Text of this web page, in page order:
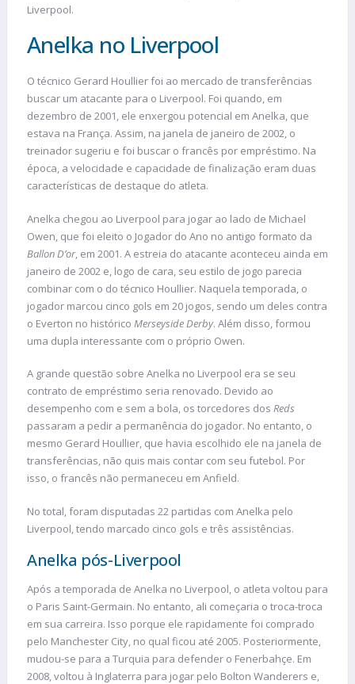
Liverpool.
Anelka no Liverpool
O técnico Gerard Houllier foi ao mercado de transferências
buscar um atacante para o Liverpool. Foi quando, em
dezembro de 2001, ele enxergou potencial em Anelka, que
estava na França. Assim, na janela de janeiro de 2002, o
treinador sugeriu e foi buscar o francês por empréstimo. Na
época, a velocidade e capacidade de finalização eram duas
características de destaque do atleta.
Anelka chegou ao Liverpool para jogar ao lado de Michael
Owen, que foi eleito o Jogador do Ano no antigo formato da
Ballon D’or, em 2001. A estreia do atacante aconteceu ainda em
janeiro de 2002 e, logo de cara, seu estilo de jogo parecia
combinar com o do técnico Houllier. Naquela temporada, o
jogador marcou cinco gols em 20 jogos, sendo um deles contra
o Everton no histórico Merseyside Derby. Além disso, formou
uma dupla interessante com o próprio Owen.
A grande questão sobre Anelka no Liverpool era se seu
contrato de empréstimo seria renovado. Devido ao
desempenho com e sem a bola, os torcedores dos Reds
passaram a pedir a permanência do jogador. No entanto, o
mesmo Gerard Houllier, que havia escolhido ele na janela de
transferências, não quis mais contar com seu futebol. Por
isso, o francês não permaneceu em Anfield.
No total, foram disputadas 22 partidas com Anelka pelo
Liverpool, tendo marcado cinco gols e três assistências.
Anelka pós-Liverpool
Após a temporada de Anelka no Liverpool, o atleta voltou para
o Paris Saint-Germain. No entanto, ali começaria o troca-troca
em sua carreira. Isso porque ele rapidamente foi comprado
pelo Manchester City, no qual ficou até 2005. Posteriormente,
mudou-se para a Turquia para defender o Fenerbahçe. Em
2008, voltou à Inglaterra para jogar pelo Bolton Wanderers e,